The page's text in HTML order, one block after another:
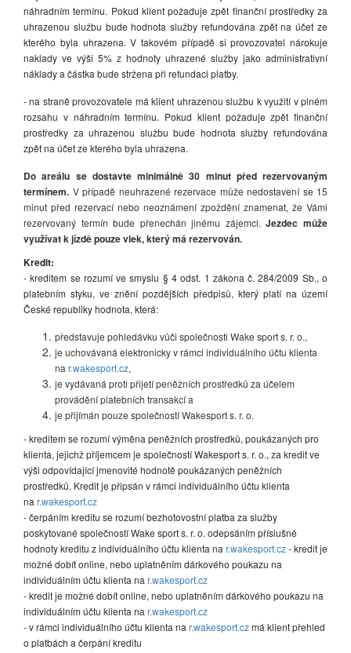
náhradním termínu. Pokud klient požaduje zpět finanční prostředky za
uhrazenou službu bude hodnota služby refundována zpět na účet ze
kterého byla uhrazena. V takovém případě si provozovatel nárokuje
naklady ve výši 5% z hodnoty uhrazené služby jako administrativní
náklady a částka bude stržena při refundaci platby.
- na straně provozovatele má klient uhrazenou službu k využití v plném
rozsahu v náhradním termínu. Pokud klient požaduje zpět finanční
prostředky za uhrazenou službu bude hodnota služby refundována
zpět na účet ze kterého byla uhrazena.
Do areálu se dostavte minimálně 30 minut před rezervovaným
termínem. V případě neuhrazené rezervace může nedostavení se 15
minut před rezervací nebo neoznámení zpoždění znamenat, že Vámi
rezervovaný termín bude přenechán jinému zájemci.Jezdec může
využívat k jízdě pouze vlek, který má rezervován.
Kredit:
- kreditem se rozumí ve smyslu § 4 odst. 1 zákona č. 284/2009 Sb., o
platebním styku, ve znění pozdějších předpisů, který platí na území
České republiky hodnota, která:
představuje pohledávku vůči společnosti Wake sport s. r. o.,
je uchovávaná elektronicky v rámci individuálního účtu klienta
na r.wakesport.cz,
je vydávaná proti přijetí peněžních prostředků za účelem
provádění platebních transakcí a
je přijímán pouze společností Wakesport s. r. o.
- kreditem se rozumí výměna peněžních prostředků, poukázaných pro
klienta, jejichž příjemcem je společností Wakesport s. r. o., za kredit ve
výši odpovídající jmenovité hodnotě poukázaných peněžních
prostředků. Kredit je připsán v rámci individuálního účtu klienta
na r.wakesport.cz
- čerpáním kreditu se rozumí bezhotovostní platba za služby
poskytované společností Wake sport s. r. o. odepsáním příslušné
hodnoty kreditu z individuálního účtu klienta na r.wakesport.cz- kredit je
možné dobít online, nebo uplatněním dárkového poukazu na
individuálním účtu klienta na r.wakesport.cz
- kredit je možné dobít online, nebo uplatněním dárkového poukazu na
individuálním účtu klienta na r.wakesport.cz
- v rámci individuálního účtu klienta na r.wakesport.czmá klient přehled
o platbách a čerpání kreditu